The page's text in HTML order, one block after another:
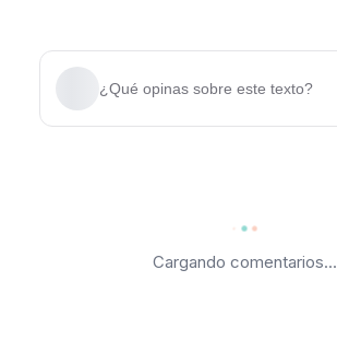
¿Qué opinas sobre este texto?
Cargando comentarios...